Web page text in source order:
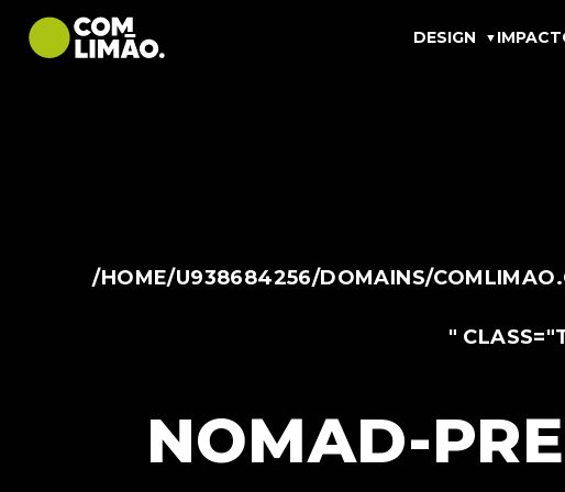
DESIGN
/HOME/U938684256/DOMAINS/
"
NOMAD-